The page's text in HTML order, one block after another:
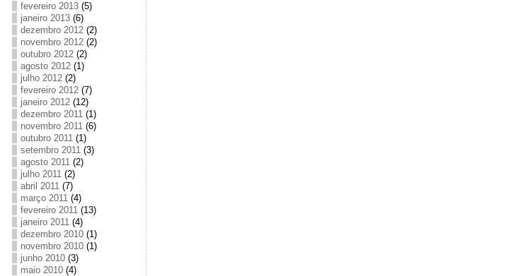
fevereiro 2013(5)
janeiro 2013(6)
dezembro 2012(2)
novembro 2012(2)
outubro 2012(2)
agosto 2012(1)
julho 2012(2)
fevereiro 2012(7)
janeiro 2012(12)
dezembro 2011(1)
novembro 2011(6)
outubro 2011(1)
setembro 2011(3)
agosto 2011(2)
julho 2011(2)
abril 2011(7)
março 2011(4)
fevereiro 2011(13)
janeiro 2011(4)
dezembro 2010(1)
novembro 2010(1)
junho 2010(3)
maio 2010(4)